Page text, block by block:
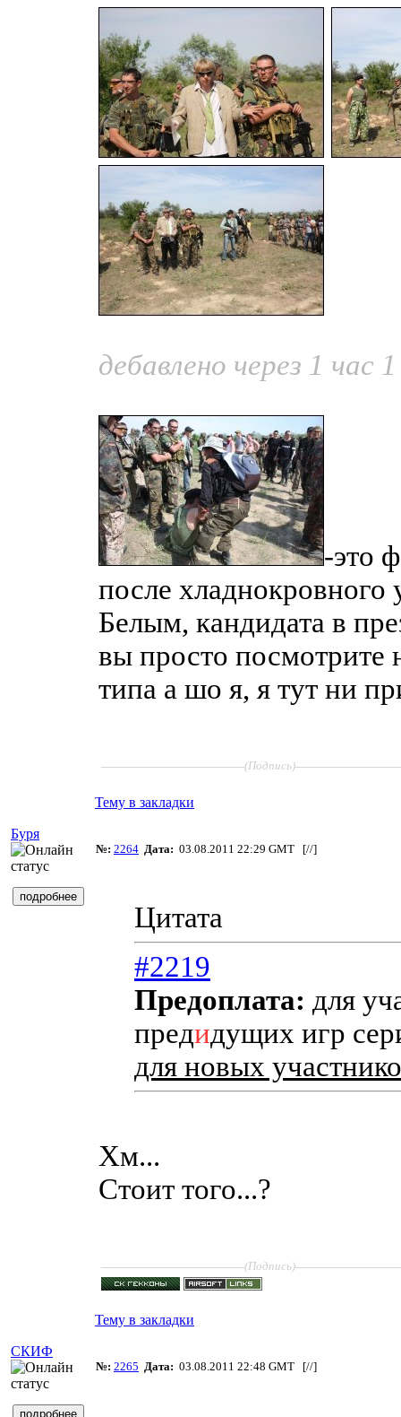
дебавлено через 1 час
-это
после
Белым, кандидата в
вы просто посмотрите
типа а шо я, я тут ни
(Подпись)
Тему в закладки
Буря
№: 2264 Дата: 03.08.2011 22:29 GMT [//]
Цитата
#2219
Предоплата: для
предидущих игр
для новых
Хм...
Стоит того...?
(Подпись)
Тему в закладки
СКИФ
№: 2265 Дата: 03.08.2011 22:48 GMT [//]